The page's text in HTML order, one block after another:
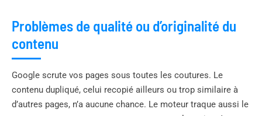
Problèmes de qualité ou d’originalité du
contenu
Google scrute vos pages sous toutes les coutures. Le
contenu dupliqué, celui recopié ailleurs ou trop similaire à
d’autres pages, n’a aucune chance. Le moteur traque aussi le